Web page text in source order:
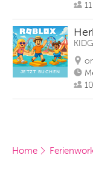
JETZT BUCHEN
Home